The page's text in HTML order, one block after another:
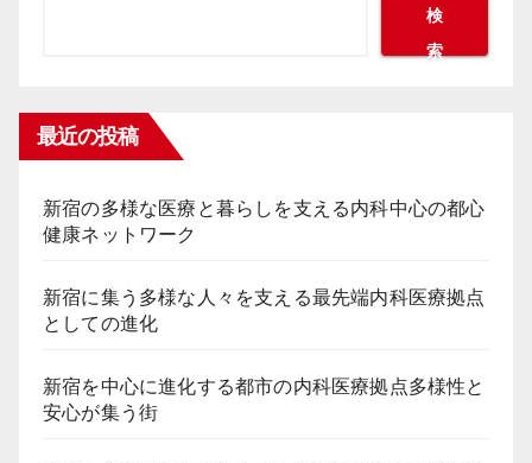
送
り
検
索
最近の投稿
新宿の多様な医療と暮らしを支える内科中心の都心
健康ネットワーク
新宿に集う多様な人々を支える最先端内科医療拠点
としての進化
新宿を中心に進化する都市の内科医療拠点多様性と
安心が集う街